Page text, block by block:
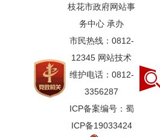
枝花市政府网站事
务中心 承办
市民热线：0812-
12345 网站技术
维护电话：0812-
3356287
ICP备案编号：蜀
ICP备19033424